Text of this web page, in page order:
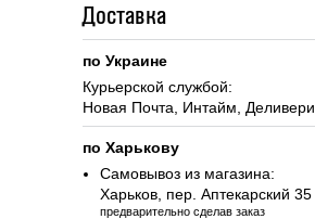
Доставка
по Украине
Курьерской службой:
Новая Почта, Интайм, Деливери
по Харькову
Самовывоз из магазина:
Харьков, пер. Аптекарский 35
предварительно сделав заказ